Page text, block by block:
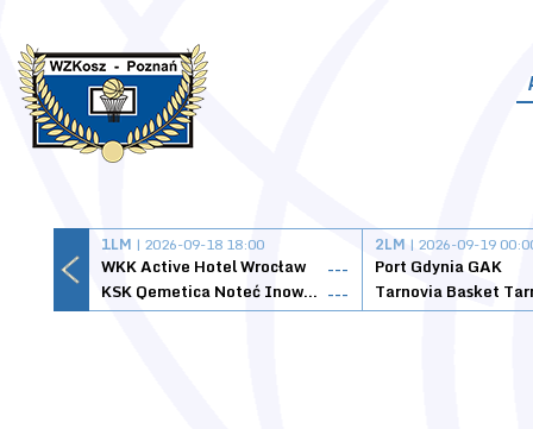
1LM | 2026-09-18 18:00
WKK Active Hotel Wrocław
---
KSK Qemetica Noteć Inowrocław ---
2LM | 2026-09-19
Port Gdynia GAK